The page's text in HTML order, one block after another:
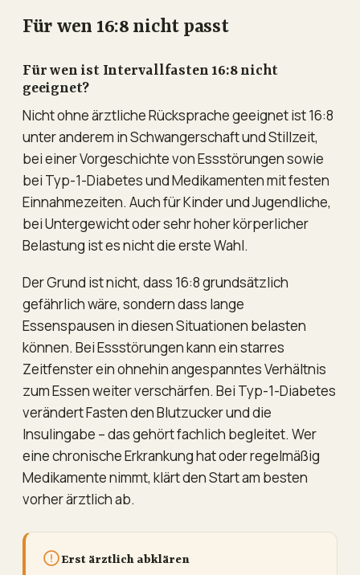
Für wen 16:8 nicht passt
Für wen ist Intervallfasten 16:8 nicht
geeignet?
Nicht ohne ärztliche Rücksprache geeignet ist 16:8
unter anderem in Schwangerschaft und Stillzeit,
bei einer Vorgeschichte von Essstörungen sowie
bei Typ-1-Diabetes und Medikamenten mit festen
Einnahmezeiten. Auch für Kinder und Jugendliche,
bei Untergewicht oder sehr hoher körperlicher
Belastung ist es nicht die erste Wahl.
Der Grund ist nicht, dass 16:8 grundsätzlich
gefährlich wäre, sondern dass lange
Essenspausen in diesen Situationen belasten
können. Bei Essstörungen kann ein starres
Zeitfenster ein ohnehin angespanntes Verhältnis
zum Essen weiter verschärfen. Bei Typ-1-Diabetes
verändert Fasten den Blutzucker und die
Insulingabe – das gehört fachlich begleitet. Wer
eine chronische Erkrankung hat oder regelmäßig
Medikamente nimmt, klärt den Start am besten
vorher ärztlich ab.
Erst ärztlich abklären